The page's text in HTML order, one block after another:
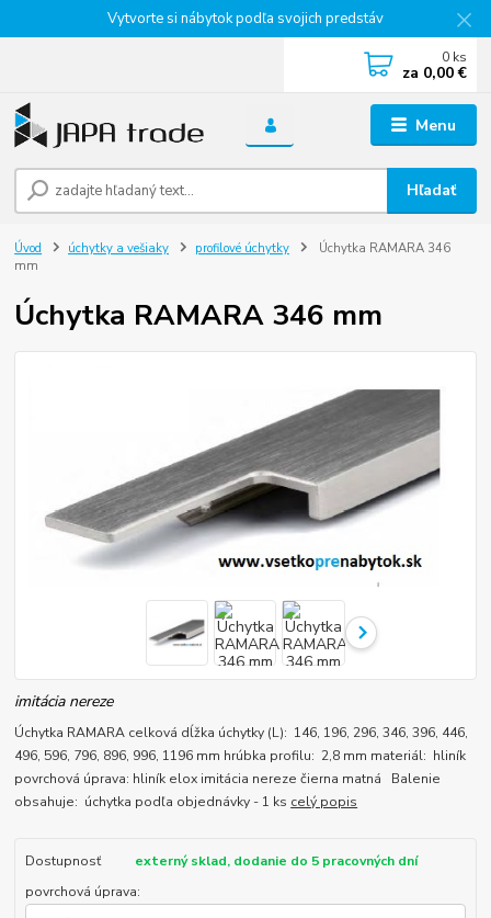
Vytvorte si nábytok podľa svojich predstáv
Menu
Hľadať
0 ks
za 0,00 €
Úvod úchytky a vešiaky profilové úchytky
Úchytka RAMARA 346
mm
Úchytka RAMARA 346 mm
imitácia nereze
Úchytka RAMARA celková dĺžka úchytky (L): 146, 196, 296, 346, 396, 446,
496, 596, 796, 896, 996, 1196 mm hrúbka profilu: 2,8 mm materiál: hliník
povrchová úprava: hliník elox imitácia nereze čierna matná Balenie
obsahuje: úchytka podľa objednávky - 1 ks celý popis
Dostupnosť
externý sklad, dodanie do 5 pracovných dní
povrchová úprava: